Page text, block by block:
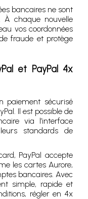
bancaires ne sont
À chaque nouvelle
vos coordonnées
fraude et protège
et PayPal 4x
paiement sécurisé
Il est possible de
via l’interface
standards de
PayPal accepte
les cartes Aurore,
bancaires. Avec
simple, rapide et
régler en 4x